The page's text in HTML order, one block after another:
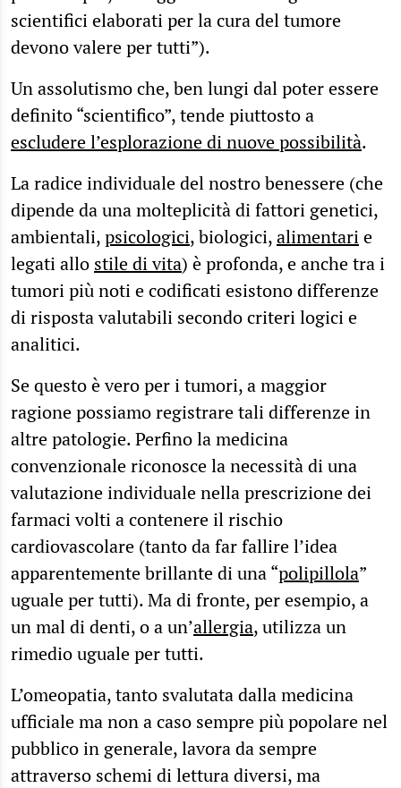
scientifici elaborati per la cura del tumore
devono valere per tutti”).
Un assolutismo che, ben lungi dal poter essere
definito “scientifico”, tende piuttosto a
escludere l’esplorazione di nuove possibilità.
La radice individuale del nostro benessere (che
dipende da una molteplicità di fattori genetici,
ambientali,psicologici, biologici,alimentarie
legati allo stile di vita) è profonda, e anche tra i
tumori più noti e codificati esistono differenze
di risposta valutabili secondo criteri logici e
analitici.
Se questo è vero per i tumori, a maggior
ragione possiamo registrare tali differenze in
altre patologie. Perfino la medicina
convenzionale riconosce la necessità di una
valutazione individuale nella prescrizione dei
farmaci volti a contenere il rischio
cardiovascolare (tanto da far fallire l’idea
apparentemente brillante di una “polipillola”
uguale per tutti). Ma di fronte, per esempio, a
un mal di denti, o a un’allergia, utilizza un
rimedio uguale per tutti.
L’omeopatia, tanto svalutata dalla medicina
ufficiale ma non a caso sempre più popolare nel
pubblico in generale, lavora da sempre
attraverso schemi di lettura diversi, ma